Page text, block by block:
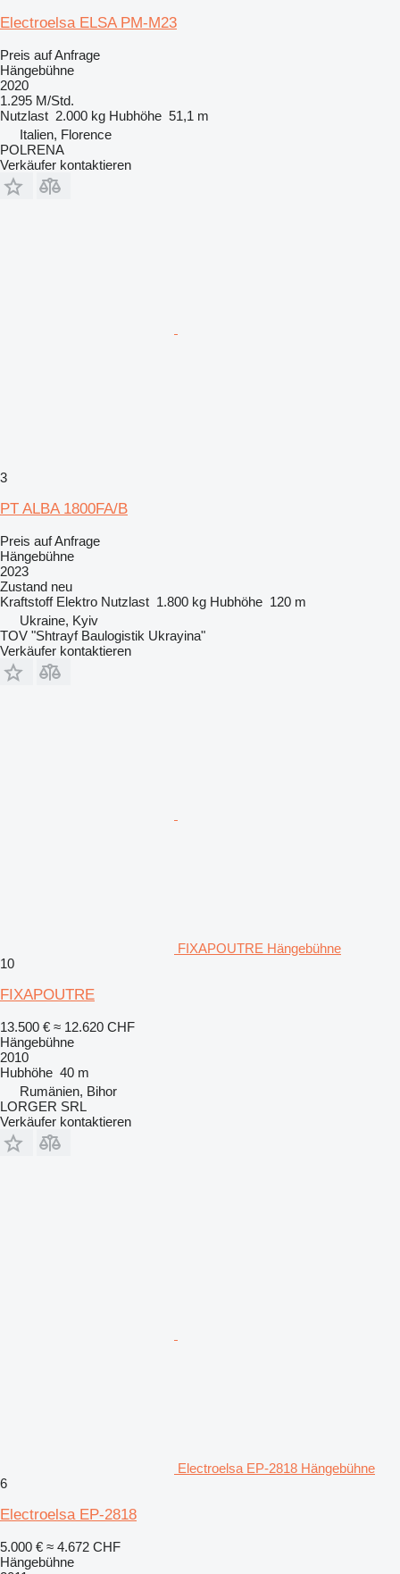
Electroelsa ELSA PM-M23
Preis auf Anfrage
Hängebühne
2020
1.295 M/Std.
Nutzlast 2.000 kg Hubhöhe 51,1 m
Italien, Florence
POLRENA
Verkäufer kontaktieren
3
PT ALBA 1800FA/B
Preis auf Anfrage
Hängebühne
2023
Zustand neu
Kraftstoff Elektro Nutzlast 1.800 kg Hubhöhe 120 m
Ukraine, Kyiv
TOV "Shtrayf Baulogistik Ukrayina"
Verkäufer kontaktieren
FIXAPOUTRE Hängebühne
10
FIXAPOUTRE
13.500 € ≈ 12.620 CHF
Hängebühne
2010
Hubhöhe 40 m
Rumänien, Bihor
LORGER SRL
Verkäufer kontaktieren
Electroelsa EP-2818 Hängebühne
6
Electroelsa EP-2818
5.000 € ≈ 4.672 CHF
Hängebühne